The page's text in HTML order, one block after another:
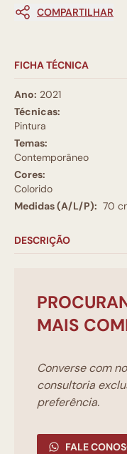
COMPARTILHAR
FICHA TÉCNICA
Ano: 2021
Técnicas:
Pintura
Temas:
Contemporâneo
Cores:
Colorido
Medidas (A/L/P): 70
DESCRIÇÃO
MAIS
Converse com
consultoria
preferência.
FALE